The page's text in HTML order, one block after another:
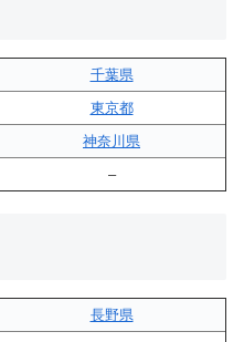
千葉県
東京都
神奈川県
–
長野県